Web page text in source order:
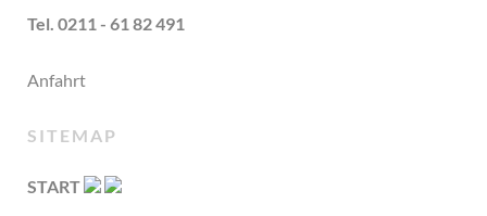
Tel. 0211 - 61 82 491
Anfahrt
SITEMAP
START